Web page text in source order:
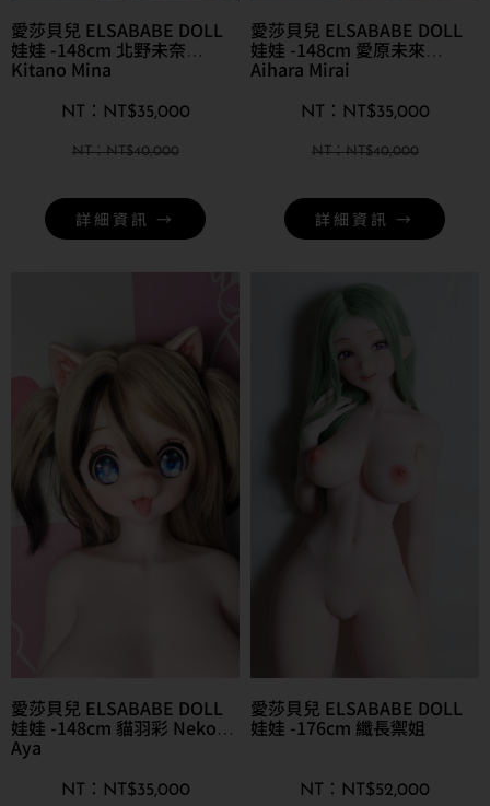
愛莎貝兒 ELSABABE DOLL
娃娃 -148cm 北野未奈
Kitano Mina
NT$40,000
NT$35,000
詳細資訊 →
愛莎貝兒 ELSABABE DOLL
娃娃 -148cm 愛原未來
Aihara Mirai
NT$40,000
NT$35,000
詳細資訊 →
愛莎貝兒 ELSABABE DOLL
娃娃 -148cm 貓羽彩 Nekoha
Aya
NT$35,000
愛莎貝兒 ELSABABE DOLL
娃娃 -176cm 纖長禦姐
NT$52,000